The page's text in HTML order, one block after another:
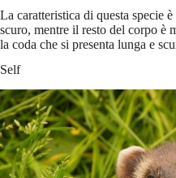
La caratteristica di questa specie
scuro, mentre il resto del corpo è
la coda che si presenta lunga e
Self